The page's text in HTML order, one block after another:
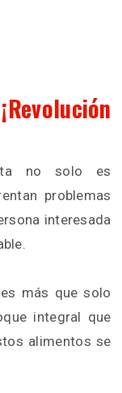
no solo es
problemas
interesada
más que solo
integral que
alimentos se